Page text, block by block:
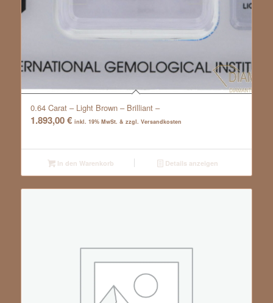
0.64 Carat – Light Brown – Brilliant –
1.893,00€ inkl. 19% MwSt. & zzgl. Versandkosten
In den Warenkorb Details anzeigen